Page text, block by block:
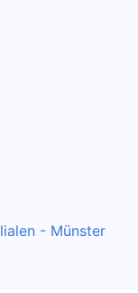
- Münster